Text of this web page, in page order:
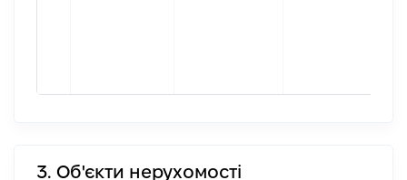
3. Об'єкти нерухомості